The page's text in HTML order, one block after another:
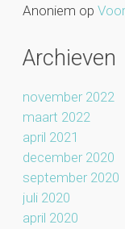
Anoniem op
Archieven
november 2022
maart 2022
april 2021
december 2020
september 2020
juli 2020
april 2020